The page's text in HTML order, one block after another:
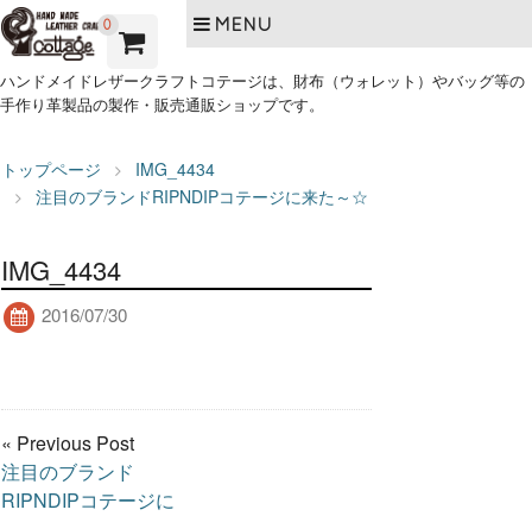
0 MENU
ハンドメイドレザークラフトコテージは、財布（ウォレット）やバッグ等の
手作り革製品の製作・販売通販ショップです。
トップページ
IMG_4434
注目のブランドRIPNDIPコテージに来た～☆
IMG_4434
2016/07/30
« Previous Post
注目のブランド
RIPNDIPコテージに